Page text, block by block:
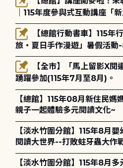
｜115年度參與式互動講座「
場！
旅・夏日手作漫遊」暑假活
報名
踴躍參加(115年7月至8月)。
【總館】115年08月新住民媽
親子一起體驗多元閱讀文化~
【淡水竹圍分館】115年8月
閱讀大世界--打敗蛀牙蟲大作
護全攻略》
【淡水竹圍分館】115年8月